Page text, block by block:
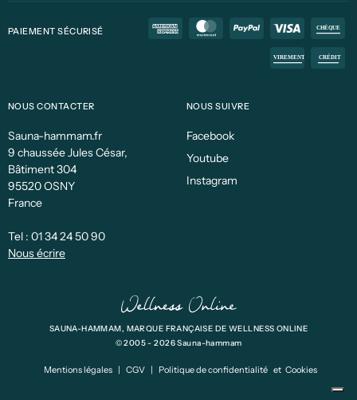
PAIEMENT SÉCURISÉ
NOUS CONTACTER
Sauna-hammam.fr
9 chaussée Jules César,
Bâtiment 304
95520 OSNY
France
Tel : 01 34 24 50 90
Nous écrire
NOUS SUIVRE
Facebook
Youtube
Instagram
SAUNA-HAMMAM, MARQUE FRANÇAISE DE WELLNESS ONLINE
© 2005 - 2026 Sauna-hammam
Mentions légales | CGV | Politique de confidentialité et Cookies